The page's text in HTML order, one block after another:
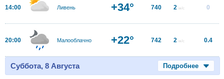
14:00 Ливень +34° 740 2 м/с 0
20:00 Малооблачно +22° 742 2 м/с 0.4
Суббота, 8 Августа Подробнее